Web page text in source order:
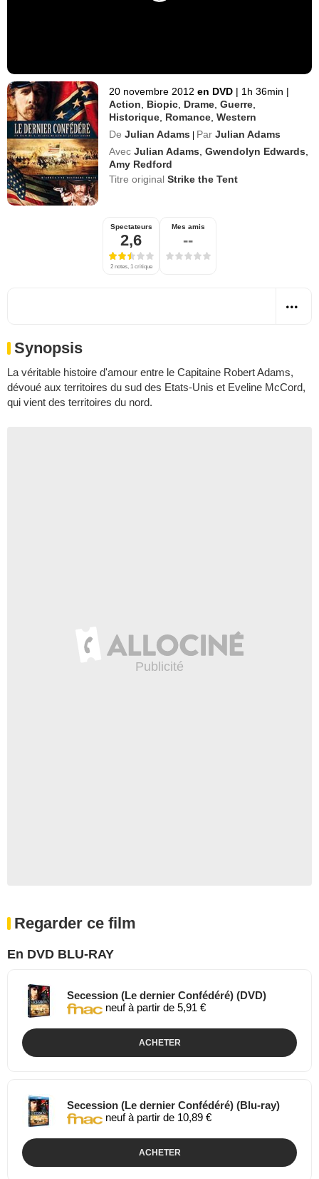
20 novembre 2012 en DVD | 1h 36min |
Action
Biopic Drame ,Guerre
Historique Romance ,Western
De Julian Adams | Par Julian Adams
Avec Julian Adams ,Gwendolyn Edwards
Amy Redford
Titre originalStrike the Tent
Spectateurs
2,6
2 notes, 1 critique
Mes amis
--
Synopsis
La véritable histoire d'amour entre le Capitaine Robert Adams,
dévoué aux territoires du sud des Etats-Unis et Eveline McCord,
qui vient des territoires du nord.
Regarder ce film
En DVD BLU-RAY
Secession (Le dernier Confédéré) (DVD)
neuf à partir de 5,91 €
ACHETER
Secession (Le dernier Confédéré) (Blu-ray)
neuf à partir de 10,89 €
ACHETER